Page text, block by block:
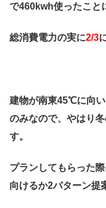
で460kwh使ったこと
総消費電力の実に2/3
建物が南東45℃に向
のみなので、やはり
す。
プランしてもらった
向けるか2パターン提